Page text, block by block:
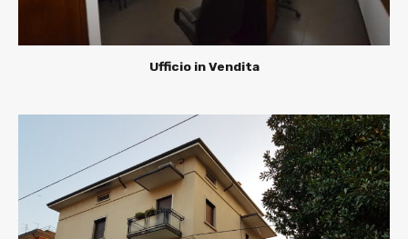
Ufficio in Vendita